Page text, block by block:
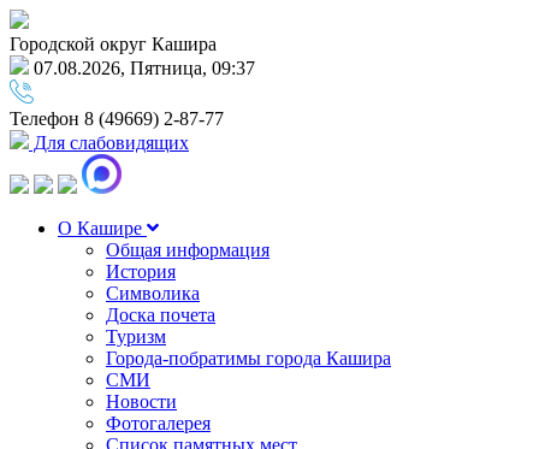
Городской округ Кашира
07.08.2026, Пятница, 09:37
Телефон 8 (49669) 2-87-77
Для слабовидящих
О Кашире
Общая информация
История
Символика
Доска почета
Туризм
Города-побратимы города Кашира
СМИ
Новости
Фотогалерея
Список памятных мест